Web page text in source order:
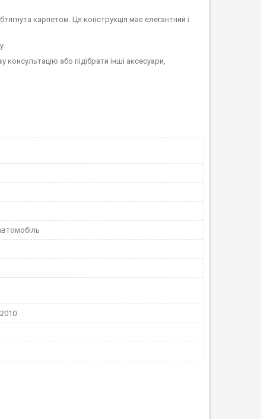
карпетом. Ця конструкція має елегантний і
або підібрати інші аксесуари,